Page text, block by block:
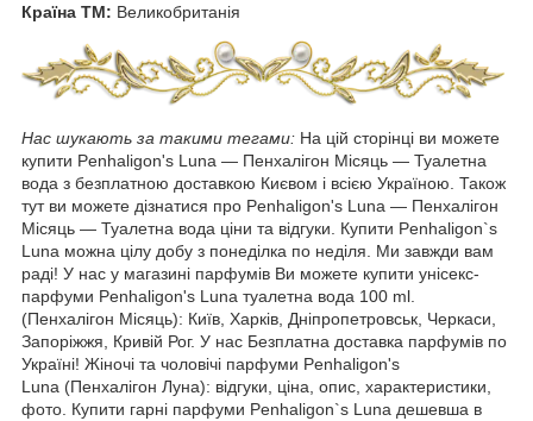
Країна ТМ: Великобританія
Нас шукають за такими тегами: На цій сторінці ви можете
купити Penhaligon's Luna ― Пенхалігон Місяць — Туалетна
вода з безплатною доставкою Києвом і всією Україною. Також
тут ви можете дізнатися про Penhaligon's Luna ― Пенхалігон
Місяць — Туалетна вода ціни та відгуки. Купити Penhaligon`s
Luna можна цілу добу з понеділка по неділя. Ми завжди вам
раді! У нас у магазині парфумів Ви можете купити унісекс-
парфуми Penhaligon's Luna туалетна вода 100 ml.
(Пенхалігон Місяць): Київ, Харків, Дніпропетровськ, Черкаси,
Запоріжжя, Кривій Рог. У нас Безплатна доставка парфумів по
Україні! Жіночі та чоловічі парфуми Penhaligon's
Luna (Пенхалігон Луна): відгуки, ціна, опис, характеристики,
фото. Купити гарні парфуми Penhaligon`s Luna дешевша в